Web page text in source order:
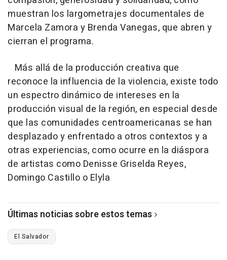
muestran los largometrajes documentales de
Marcela Zamora y Brenda Vanegas, que abren y
cierran el programa.
Más allá de la producción creativa que
reconoce la influencia de la violencia, existe todo
un espectro dinámico de intereses en la
producción visual de la región, en especial desde
que las comunidades centroamericanas se han
desplazado y enfrentado a otros contextos y a
otras experiencias, como ocurre en la diáspora
de artistas como Denisse Griselda Reyes,
Domingo Castillo o Elyla
Últimas noticias sobre estos temas
El Salvador